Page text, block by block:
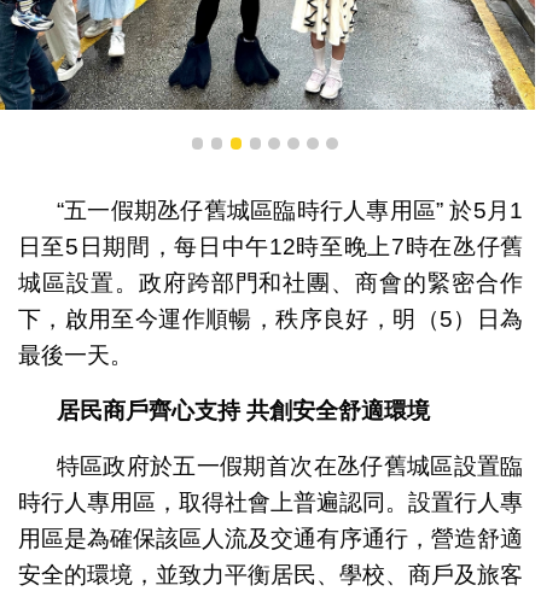
旅客與澳門旅遊吉祥物“麥麥”在行人專用區合照
1 2 3 4 5 6 7 8
“五一假期氹仔舊城區臨時行人專用區” 於5月1
日至5日期間，每日中午12時至晚上7時在氹仔舊
城區設置。政府跨部門和社團、商會的緊密合作
下，啟用至今運作順暢，秩序良好，明（5）日為
最後一天。
居民商戶齊心支持 共創安全舒適環境
特區政府於五一假期首次在氹仔舊城區設置臨
時行人專用區，取得社會上普遍認同。設置行人專
用區是為確保該區人流及交通有序通行，營造舒適
安全的環境，並致力平衡居民、學校、商戶及旅客